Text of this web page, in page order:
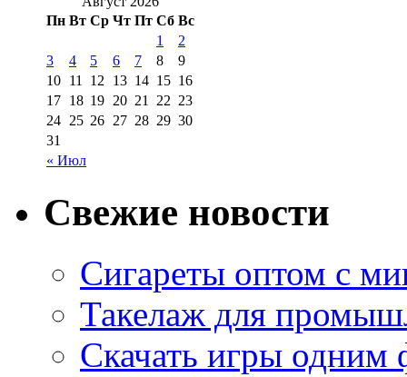
Пн Вт Ср Чт Пт Сб Вс
« Июл
1
2
3
4 5 6 7 8
9
10 11 12 13 14 15 16
17 18 19 20 21 22 23
24 25 26 27 28 29 30
31
Свежие новости
Сигареты оптом с
Такелаж для
Скачать игры одним